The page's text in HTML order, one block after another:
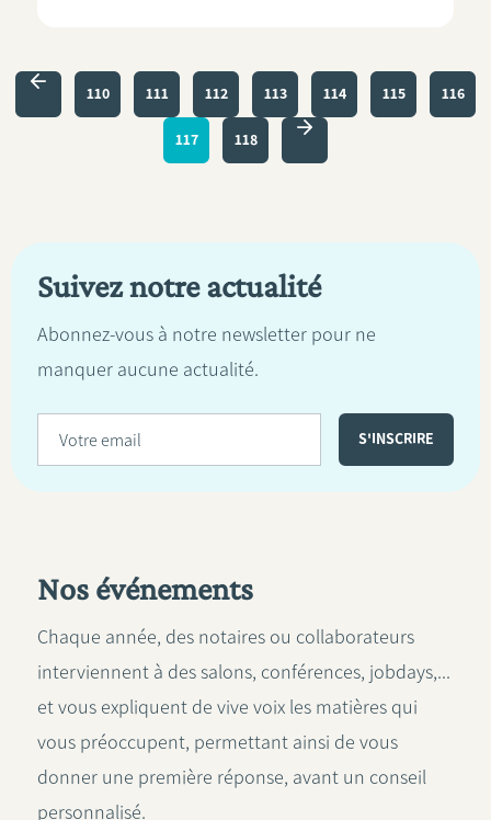
Pagination
PAGINA
110 PAGINA
111 PAGINA
112 PAGINA
113 PAGINA
114 PAGINA
115 PAGINA
116
PAGINA
117 PAGINA
118
Suivez notre actualité
Abonnez-vous à notre newsletter pour ne
manquer aucune actualité.
Nos événements
Chaque année, des notaires ou collaborateurs
interviennent à des salons, conférences, jobdays,...
et vous expliquent de vive voix les matières qui
vous préoccupent, permettant ainsi de vous
donner une première réponse, avant un conseil
personnalisé.